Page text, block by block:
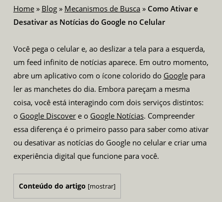
Home» Blog» Mecanismos de Busca» Como Ativar e
Desativar as Notícias do Google no Celular
Você pega o celular e, ao deslizar a tela para a esquerda,
um feed infinito de notícias aparece. Em outro momento,
abre um aplicativo com o ícone colorido do Googlepara
ler as manchetes do dia. Embora pareçam a mesma
coisa, você está interagindo com dois serviços distintos:
o Google Discovere o Google Notícias. Compreender
essa diferença é o primeiro passo para saber como ativar
ou desativar as notícias do Google no celular e criar uma
experiência digital que funcione para você.
Conteúdo do artigo [mostrar]